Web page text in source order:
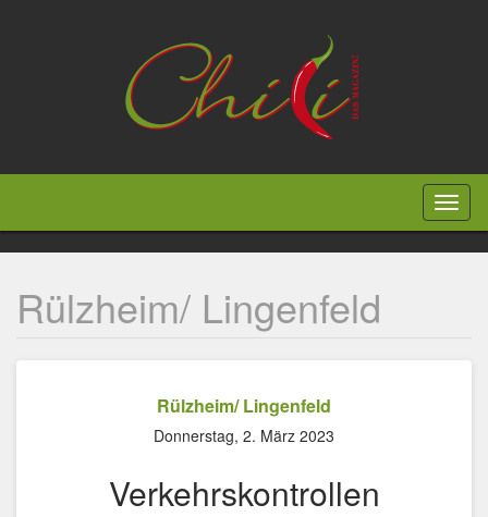
Rülzheim/ Lingenfeld
Rülzheim/ Lingenfeld
Donnerstag, 2. März 2023
Verkehrskontrollen